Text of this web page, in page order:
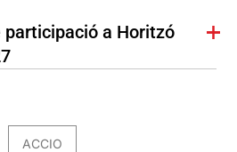
a Horitzó
ACCIO